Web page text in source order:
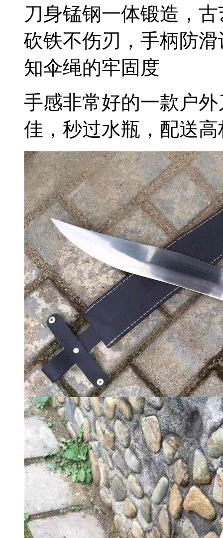
刀身锰钢一体锻造，
砍铁不伤刃，手柄防
知伞绳的牢固度
手感非常好的一款户
佳，秒过水瓶，配送